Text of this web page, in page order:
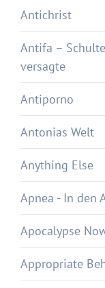
Antichrist
Antifa –
versagte
Antiporno
Antonias Welt
Anything Else
Apnea - In den
Apocalypse
Appropriate